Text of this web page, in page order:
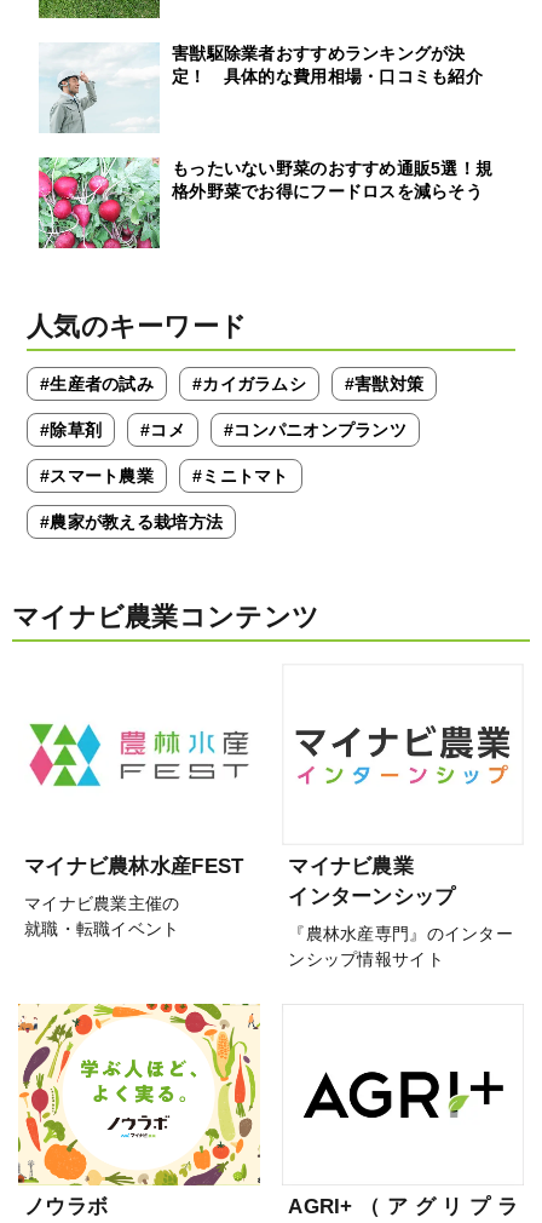
害獣駆除業者おすすめランキングが決
定！ 具体的な費用相場・口コミも紹介
もったいない野菜のおすすめ通販5選！規
格外野菜でお得にフードロスを減らそう
人気のキーワード
#生産者の試み #カイガラムシ #害獣対策
#除草剤 #コメ #コンパニオンプランツ
#スマート農業 #ミニトマト
#農家が教える栽培方法
マイナビ農業コンテンツ
マイナビ農林水産FEST
マイナビ農業主催の
就職・転職イベント
マイナビ農業
インターンシップ
『農林水産専門』のインター
ンシップ情報サイト
ノウラボ
AGRI+（アグリプラ